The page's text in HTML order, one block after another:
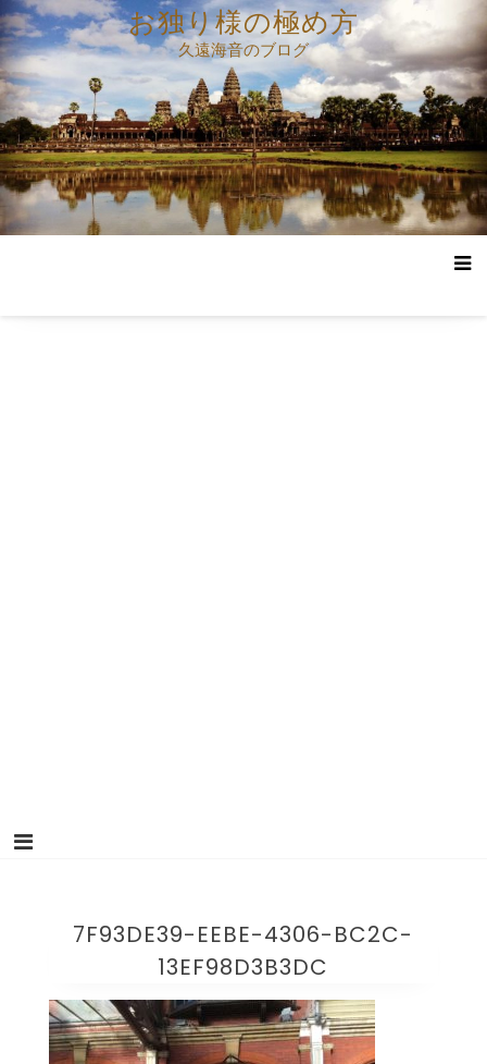
コ
ン
テ
ン
ツ
へ
ス
キ
ッ
お独り様の極め方
久遠海音のブログ
7F93DE39-EEBE-4306-BC2C-
13EF98D3B3DC